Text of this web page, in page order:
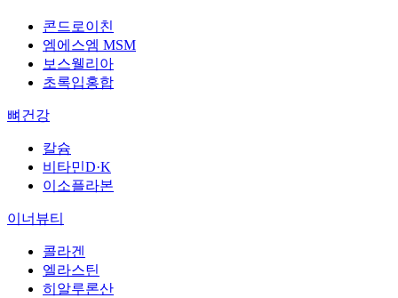
콘드로이친
엠에스엠 MSM
보스웰리아
초록입홍합
뼈건강
칼슘
비타민D·K
이소플라본
이너뷰티
콜라겐
엘라스틴
히알루론산